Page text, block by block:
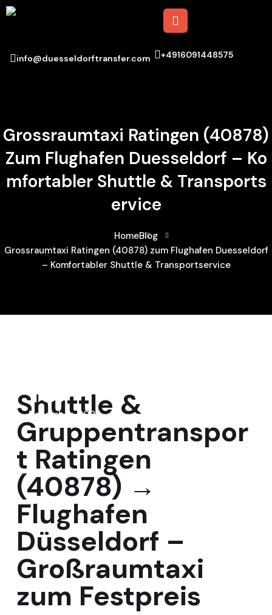
info@duesseldorftransfer.com +4916091448575
Grossraumtaxi Ratingen (40878)
Zum Flughafen Duesseldorf – Ko
Mfortabler Shuttle & Transports
Ervice
HomeBlog
Grossraumtaxi Ratingen (40878) zum Flughafen Duesseldorf
– Komfortabler Shuttle & Transportservice
15
Dezember, 2025
Shuttle &
Gruppentranspor
t Ratingen
(40878) →
Flughafen
Düsseldorf –
Großraumtaxi
zum Festpreis